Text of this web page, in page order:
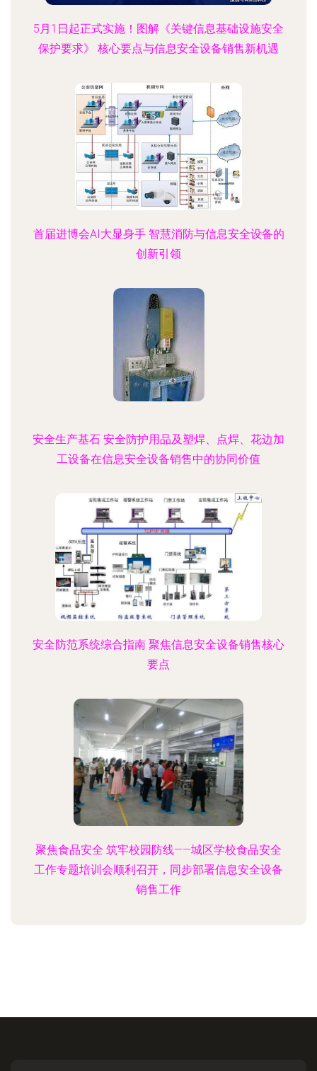
5月1日起正式实施！图解《关键信息基础设施安全
保护要求》 核心要点与信息安全设备销售新机遇
首届进博会AI大显身手 智慧消防与信息安全设备的
创新引领
安全生产基石 安全防护用品及塑焊、点焊、花边加
工设备在信息安全设备销售中的协同价值
安全防范系统综合指南 聚焦信息安全设备销售核心
要点
聚焦食品安全 筑牢校园防线——城区学校食品安全
工作专题培训会顺利召开，同步部署信息安全设备
销售工作